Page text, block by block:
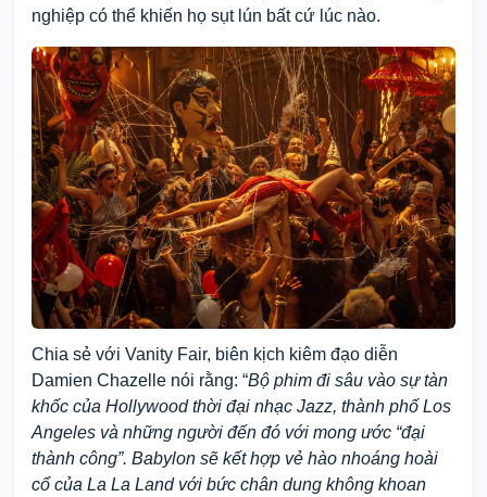
nghiệp có thể khiến họ sụt lún bất cứ lúc nào.
Chia sẻ với Vanity Fair, biên kịch kiêm đạo diễn
Damien Chazelle nói rằng: “Bộ phim đi sâu vào sự tàn
khốc của Hollywood thời đại nhạc Jazz, thành phố Los
Angeles và những người đến đó với mong ước “đại
thành công”. Babylon sẽ kết hợp vẻ hào nhoáng hoài
cổ của La La Land với bức chân dung không khoan